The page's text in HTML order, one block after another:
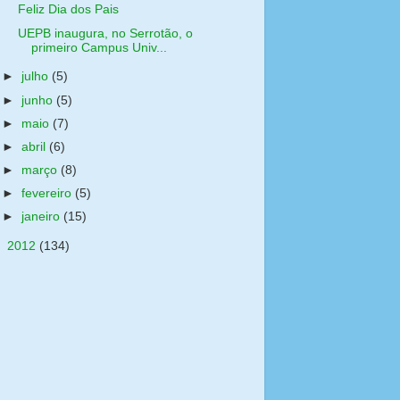
Feliz Dia dos Pais
UEPB inaugura, no Serrotão, o
primeiro Campus Univ...
► julho (5)
► junho (5)
► maio (7)
►abril (6)
► março (8)
►fevereiro (5)
► janeiro (15)
2012 (134)